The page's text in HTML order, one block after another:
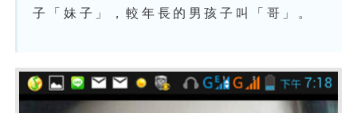
子「妹子」，較年長的男孩子叫「哥」。